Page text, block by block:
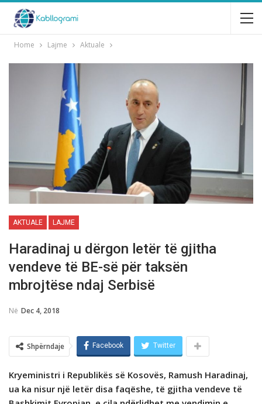
Home Lajme Aktuale
AKTUALE LAJME
Haradinaj u dërgon letër të gjitha
vendeve të BE-së për taksën
mbrojtëse ndaj Serbisë
Në Dec 4, 2018
Shpërndaje Facebook Twitter
Kryeministri i Republikës së Kosovës, Ramush Haradinaj,
ua ka nisur një letër disa faqёshe, tё gjitha vendeve të